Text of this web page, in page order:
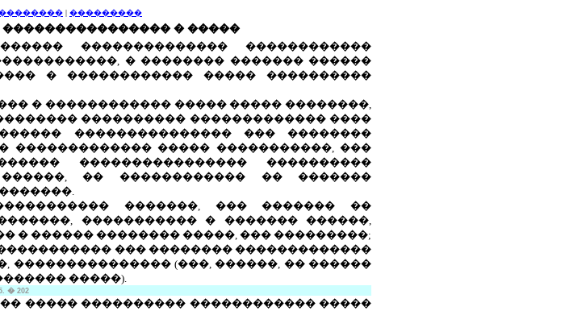
| ���������
���������������� � �����
�������������� ������������
� �������� ������� ������
� ������������ ����� ����������
� ������������ ����� ����� ��������,
���������� ������������� ����
��������������� ��� ��������
������������� ����� �����������, ���
���������������� ����������
�� ������������ �� �������
�������, ��� ������� ��
����������� � ������� ������,
� ������ �������� �����, ��� ���������;
��� �������� �������������
��������������� (���, ������, �� ������
�����).
202
����� ���������� ������������ �����